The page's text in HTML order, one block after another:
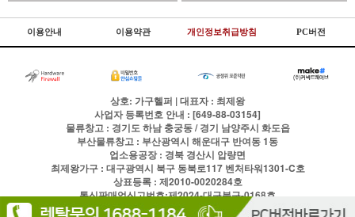
이용안내 이용약관 개인정보취급방침 PC버전
상호: 가구헬퍼 | 대표자 : 최제왕
사업자 등록번호 안내 : [649-88-03154]
물류창고 : 경기도 하남 충궁동 / 경기 남양주시 화도읍
부산물류창고 : 부산광역시 해운대구 반여동 1동
업소용공장 : 경북 경산시 압량면
최제왕가구 : 대구광역시 북구 동북로117 벤처타워1301-C호
상표등록 : 제2010-0020284호
통신판매업신고번호:제2024-대구북구-0168호
전화1688-1184팩스